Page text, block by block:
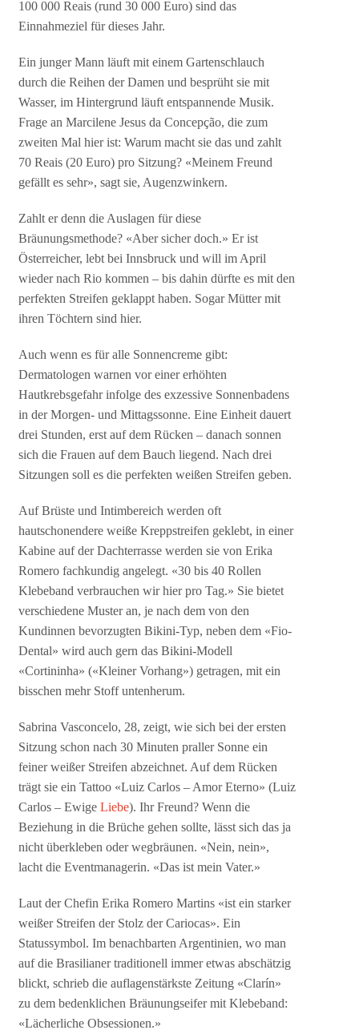
100 000 Reais (rund 30 000 Euro) sind das
Einnahmeziel für dieses Jahr.
Ein junger Mann läuft mit einem Gartenschlauch
durch die Reihen der Damen und besprüht sie mit
Wasser, im Hintergrund läuft entspannende Musik.
Frage an Marcilene Jesus da Concepção, die zum
zweiten Mal hier ist: Warum macht sie das und zahlt
70 Reais (20 Euro) pro Sitzung? «Meinem Freund
gefällt es sehr», sagt sie, Augenzwinkern.
Zahlt er denn die Auslagen für diese
Bräunungsmethode? «Aber sicher doch.» Er ist
Österreicher, lebt bei Innsbruck und will im April
wieder nach Rio kommen – bis dahin dürfte es mit den
perfekten Streifen geklappt haben. Sogar Mütter mit
ihren Töchtern sind hier.
Auch wenn es für alle Sonnencreme gibt:
Dermatologen warnen vor einer erhöhten
Hautkrebsgefahr infolge des exzessive Sonnenbadens
in der Morgen- und Mittagssonne. Eine Einheit dauert
drei Stunden, erst auf dem Rücken – danach sonnen
sich die Frauen auf dem Bauch liegend. Nach drei
Sitzungen soll es die perfekten weißen Streifen geben.
Auf Brüste und Intimbereich werden oft
hautschonendere weiße Kreppstreifen geklebt, in einer
Kabine auf der Dachterrasse werden sie von Erika
Romero fachkundig angelegt. «30 bis 40 Rollen
Klebeband verbrauchen wir hier pro Tag.» Sie bietet
verschiedene Muster an, je nach dem von den
Kundinnen bevorzugten Bikini-Typ, neben dem «Fio-
Dental» wird auch gern das Bikini-Modell
«Cortininha» («Kleiner Vorhang») getragen, mit ein
bisschen mehr Stoff untenherum.
Sabrina Vasconcelo, 28, zeigt, wie sich bei der ersten
Sitzung schon nach 30 Minuten praller Sonne ein
feiner weißer Streifen abzeichnet. Auf dem Rücken
trägt sie ein Tattoo «Luiz Carlos – Amor Eterno» (Luiz
Carlos – EwigeLiebe). Ihr Freund? Wenn die
Beziehung in die Brüche gehen sollte, lässt sich das ja
nicht überkleben oder wegbräunen. «Nein, nein»,
lacht die Eventmanagerin. «Das ist mein Vater.»
Laut der Chefin Erika Romero Martins «ist ein starker
weißer Streifen der Stolz der Cariocas». Ein
Statussymbol. Im benachbarten Argentinien, wo man
auf die Brasilianer traditionell immer etwas abschätzig
blickt, schrieb die auflagenstärkste Zeitung «Clarín»
zu dem bedenklichen Bräunungseifer mit Klebeband:
«Lächerliche Obsessionen.»